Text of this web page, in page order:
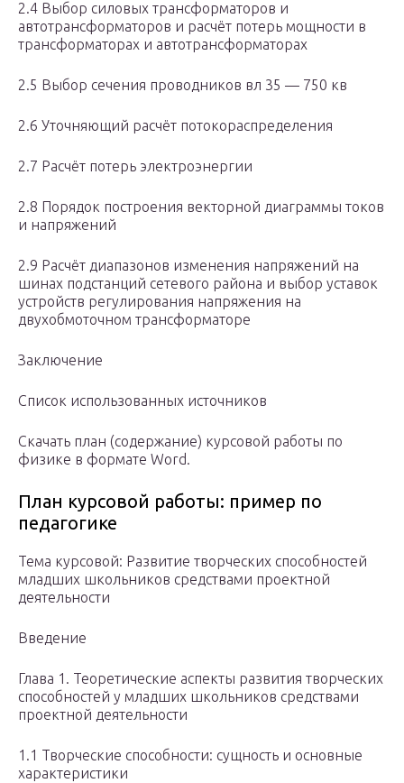
2.4 Выбор силовых трансформаторов и
автотрансформаторов и расчёт потерь мощности в
трансформаторах и автотрансформаторах
2.5 Выбор сечения проводников вл 35 — 750 кв
2.6 Уточняющий расчёт потокораспределения
2.7 Расчёт потерь электроэнергии
2.8 Порядок построения векторной диаграммы токов
и напряжений
2.9 Расчёт диапазонов изменения напряжений на
шинах подстанций сетевого района и выбор уставок
устройств регулирования напряжения на
двухобмоточном трансформаторе
Заключение
Список использованных источников
Скачать план (содержание) курсовой работы по
физике в формате Word.
План курсовой работы: пример по
педагогике
Тема курсовой: Развитие творческих способностей
младших школьников средствами проектной
деятельности
Введение
Глава 1. Теоретические аспекты развития творческих
способностей у младших школьников средствами
проектной деятельности
1.1 Творческие способности: сущность и основные
характеристики